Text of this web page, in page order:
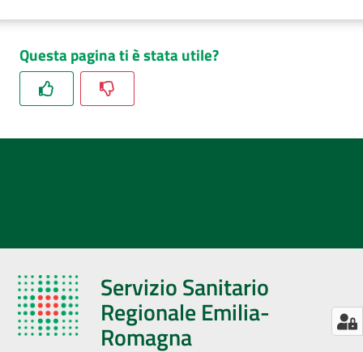
Questa pagina ti è stata utile?
Servizio Sanitario
Regionale Emilia-
Romagna